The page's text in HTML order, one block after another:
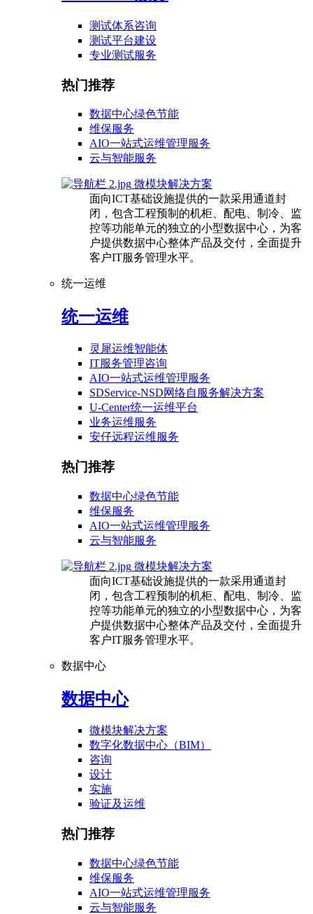
测试体系咨询
测试平台建设
专业测试服务
热门推荐
数据中心绿色节能
维保服务
AIO一站式运维管理服务
云与智能服务
微模块解决方案
面向ICT基础设施提供的一款采用通道封
闭，包含工程预制的机柜、配电、制冷、监
控等功能单元的独立的小型数据中心，为客
户提供数据中心整体产品及交付，全面提升
客户IT服务管理水平。
统一运维
统一运维
灵犀运维智能体
IT服务管理咨询
AIO一站式运维管理服务
SDService-NSD网络自服务解决方案
U-Center统一运维平台
业务运维服务
安仔远程运维服务
热门推荐
数据中心绿色节能
维保服务
AIO一站式运维管理服务
云与智能服务
微模块解决方案
面向ICT基础设施提供的一款采用通道封
闭，包含工程预制的机柜、配电、制冷、监
控等功能单元的独立的小型数据中心，为客
户提供数据中心整体产品及交付，全面提升
客户IT服务管理水平。
数据中心
数据中心
微模块解决方案
数字化数据中心（BIM）
咨询
设计
实施
验证及运维
热门推荐
数据中心绿色节能
维保服务
AIO一站式运维管理服务
云与智能服务